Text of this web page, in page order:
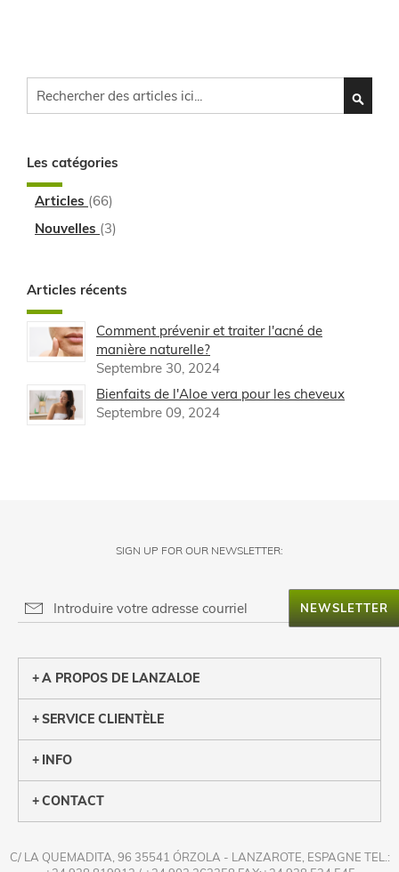
Les catégories
Articles (66)
Nouvelles (3)
Articles récents
Comment prévenir et traiter l'acné de
manière naturelle?
Septembre 30, 2024
Bienfaits de l'Aloe vera pour les cheveux
Septembre 09, 2024
SIGN UP FOR OUR NEWSLETTER:
NEWSLETTER
A PROPOS DE LANZALOE
SERVICE CLIENTÈLE
INFO
CONTACT
C/ LA QUEMADITA, 96 35541 ÓRZOLA - LANZAROTE, ESPAGNE TEL.: